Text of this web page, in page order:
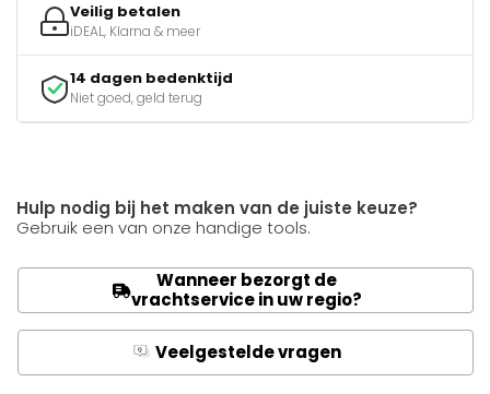
Veilig betalen
iDEAL, Klarna & meer
14 dagen bedenktijd
Niet goed, geld terug
Hulp nodig bij het maken van de juiste keuze?
Gebruik een van onze handige tools.
Wanneer bezorgt de
vrachtservice in uw regio?
Q Veelgestelde vragen